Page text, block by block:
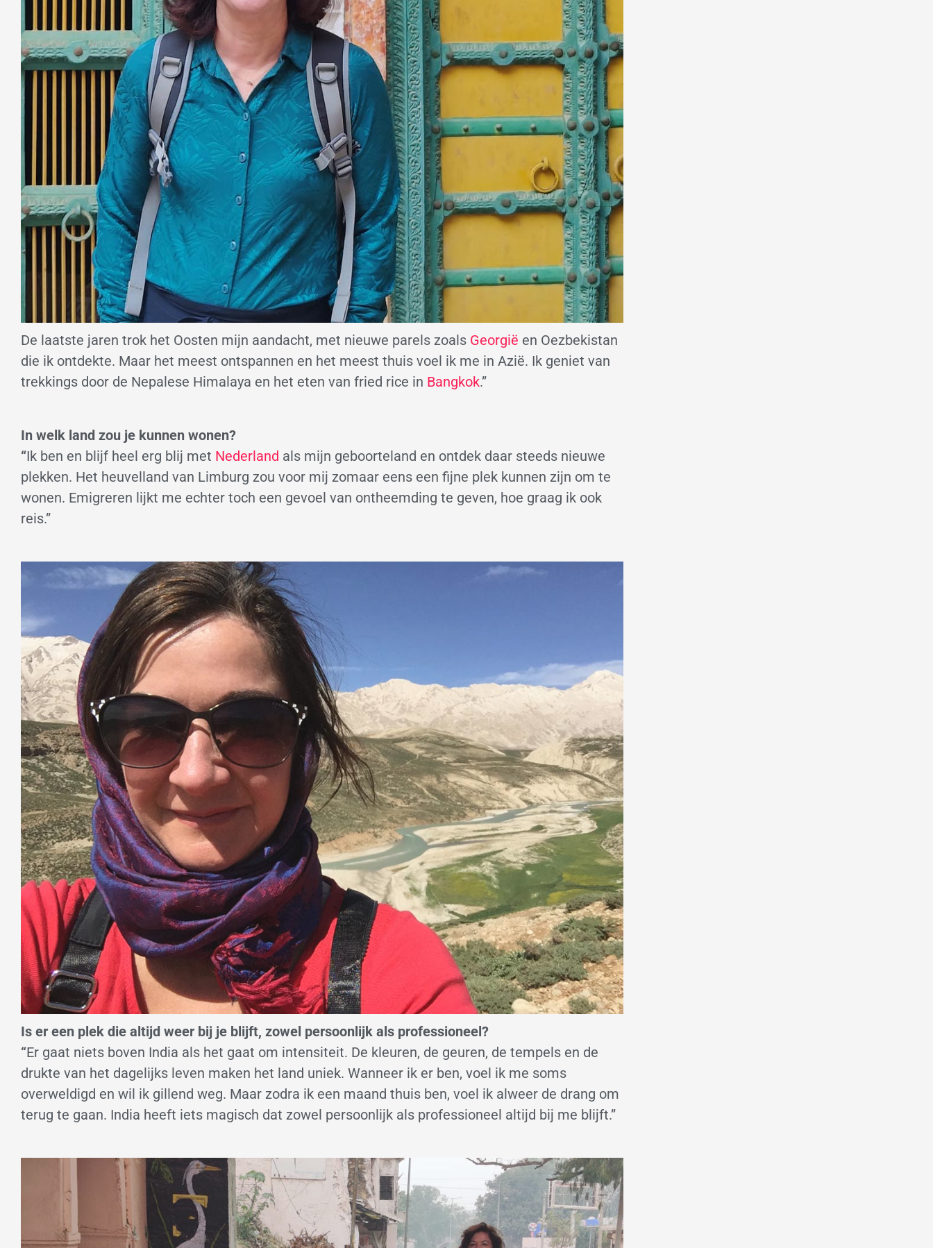
De laatste jaren trok het Oosten mijn aandacht, met nieuwe parels zoals Georgië en Oezbekistan
die ik ontdekte. Maar het meest ontspannen en het meest thuis voel ik me in Azië. Ik geniet van
trekkings door de Nepalese Himalaya en het eten van fried rice in Bangkok.”
In welk land zou je kunnen wonen?
“Ik ben en blijf heel erg blij met Nederland als mijn geboorteland en ontdek daar steeds nieuwe
plekken. Het heuvelland van Limburg zou voor mij zomaar eens een fijne plek kunnen zijn om te
wonen. Emigreren lijkt me echter toch een gevoel van ontheemding te geven, hoe graag ik ook
reis.”
Is er een plek die altijd weer bij je blijft, zowel persoonlijk als professioneel?
“Er gaat niets boven India als het gaat om intensiteit. De kleuren, de geuren, de tempels en de
drukte van het dagelijks leven maken het land uniek. Wanneer ik er ben, voel ik me soms
overweldigd en wil ik gillend weg. Maar zodra ik een maand thuis ben, voel ik alweer de drang om
terug te gaan. India heeft iets magisch dat zowel persoonlijk als professioneel altijd bij me blijft.”